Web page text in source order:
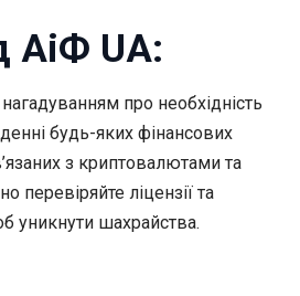
АіФ UA:
про необхідність
будь-яких фінансових
з криптовалютами та
перевіряйте ліцензії та
уникнути шахрайства.